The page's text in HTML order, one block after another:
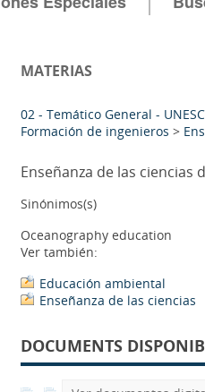
MATERIAS
02 - Temático General -
Formación de ingenieros >
Enseñanza de las ciencias
Sinónimos(s)
Oceanography education
Ver también:
Educación ambiental
Enseñanza de las ciencias
DOCUMENTS